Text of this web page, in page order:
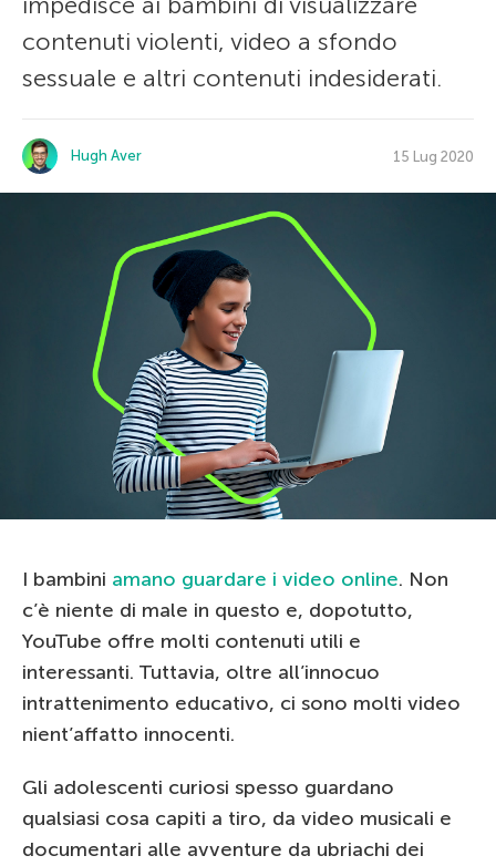
contenuti violenti, video a sfondo
sessuale e altri contenuti indesiderati.
Hugh Aver 15 Lug 2020
I bambini amano guardare i video online. Non
c’è niente di male in questo e, dopotutto,
YouTube offre molti contenuti utili e
interessanti. Tuttavia, oltre all’innocuo
intrattenimento educativo, ci sono molti video
nient’affatto innocenti.
Gli adolescenti curiosi spesso guardano
qualsiasi cosa capiti a tiro, da video musicali e
documentari alle avventure da ubriachi dei